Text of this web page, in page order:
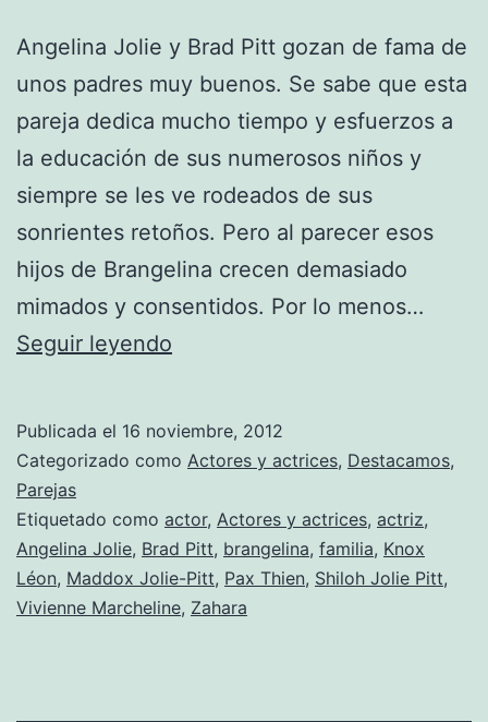
Angelina Jolie y Brad Pitt gozan de fama de
unos padres muy buenos. Se sabe que esta
pareja dedica mucho tiempo y esfuerzos a
la educación de sus numerosos niños y
siempre se les ve rodeados de sus
sonrientes retoños. Pero al parecer esos
hijos de Brangelina crecen demasiado
mimados y consentidos. Por lo menos…
Seguir leyendo
Brangelina
un
restaurante
Publicada el 16 noviembre, 2012
Categorizado como Actores y actrices, Destacamos,
Parejas
Etiquetado como actor, Actores y actrices, actriz,
Angelina Jolie, Brad Pitt, brangelina, familia, Knox
Léon, Maddox Jolie-Pitt, Pax Thien, Shiloh Jolie Pitt,
Vivienne Marcheline, Zahara